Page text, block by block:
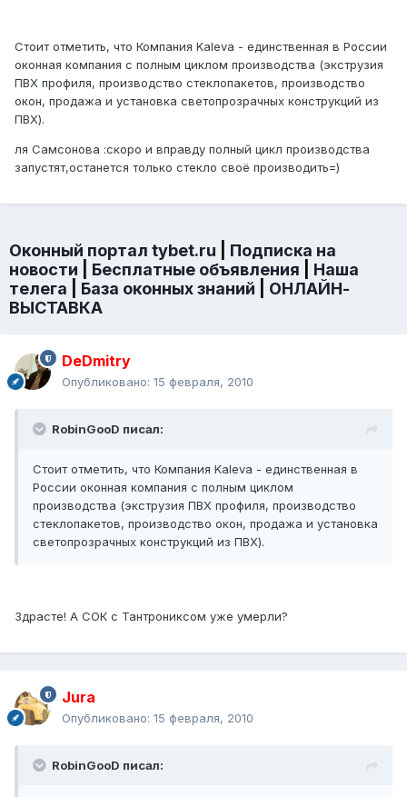
Стоит отметить, что Компания Kaleva - единственная в России
оконная компания с полным циклом производства (экструзия
ПВХ профиля, производство стеклопакетов, производство
окон, продажа и установка светопрозрачных конструкций из
ПВХ).
ля Самсонова :скоро и вправду полный цикл производства
запустят,останется только стекло своё производить=)
Оконный портал tybet.ru
Подписка на
новости
Бесплатные объявления
Наша
телега
База оконных знаний
ОНЛАЙН-
ВЫСТАВКА
DeDmitry
Опубликовано: 15 февраля, 2010
RobinGooD писал:
Стоит отметить, что Компания Kaleva - единственная в
России оконная компания с полным циклом
производства (экструзия ПВХ профиля, производство
стеклопакетов, производство окон, продажа и установка
светопрозрачных конструкций из ПВХ).
Здрасте! А СОК с Тантрониксом уже умерли?
Jura
Опубликовано: 15 февраля, 2010
RobinGooD писал: